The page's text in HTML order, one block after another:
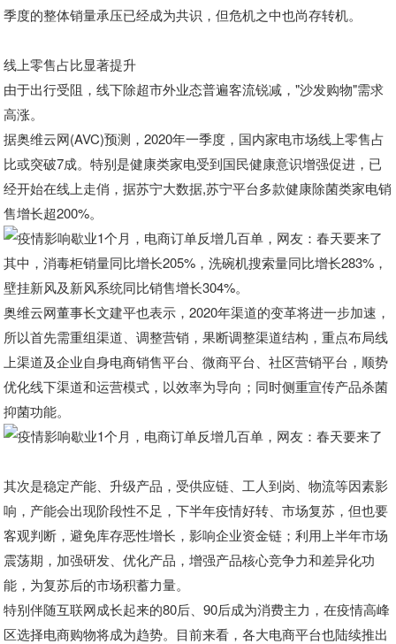
季度的整体销量承压已经成为共识，但危机之中也尚存转机。
线上零售占比显著提升
由于出行受阻，线下除超市外业态普遍客流锐减，"沙发购物"需求
高涨。
据奥维云网(AVC)预测，2020年一季度，国内家电市场线上零售占
比或突破7成。特别是健康类家电受到国民健康意识增强促进，已
经开始在线上走俏，据苏宁大数据,苏宁平台多款健康除菌类家电销
售增长超200%。
其中，消毒柜销量同比增长205%，洗碗机搜索量同比增长283%，
壁挂新风及新风系统同比销售增长304%。
奥维云网董事长文建平也表示，2020年渠道的变革将进一步加速，
所以首先需重组渠道、调整营销，果断调整渠道结构，重点布局线
上渠道及企业自身电商销售平台、微商平台、社区营销平台，顺势
优化线下渠道和运营模式，以效率为导向；同时侧重宣传产品杀菌
抑菌功能。
其次是稳定产能、升级产品，受供应链、工人到岗、物流等因素影
响，产能会出现阶段性不足，下半年疫情好转、市场复苏，但也要
客观判断，避免库存恶性增长，影响企业资金链；利用上半年市场
震荡期，加强研发、优化产品，增强产品核心竞争力和差异化功
能，为复苏后的市场积蓄力量。
特别伴随互联网成长起来的80后、90后成为消费主力，在疫情高峰
区选择电商购物将成为趋势。目前来看，各大电商平台也陆续推出